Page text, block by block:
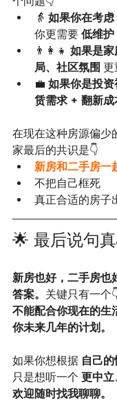
👵 如果你在考
你更需要 低维
👨‍👩‍👧 如果是家
局、社区氛围 更
💼 如果你是投资
赁需求 + 翻新成
在现在这种房源偏少
家最后的共识是👇
新房和二手房一
不把自己框死
真正合适的房子
🌟 最后说句
新房也好，二手房也
答案。 关键只有一个
不能配合你现在的生
你未来几年的计划。
如果你想根据 自己
只是想听一个 更中立
欢迎随时找我聊聊。